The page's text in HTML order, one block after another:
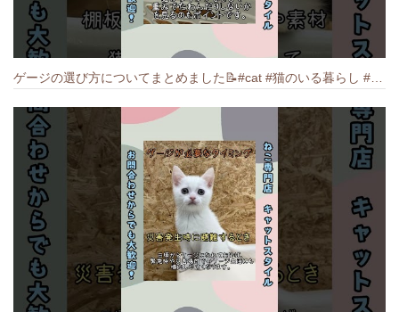
ゲージの選び方についてまとめました️📝#cat #猫のいる暮らし #ねこ #キャット #munchkin